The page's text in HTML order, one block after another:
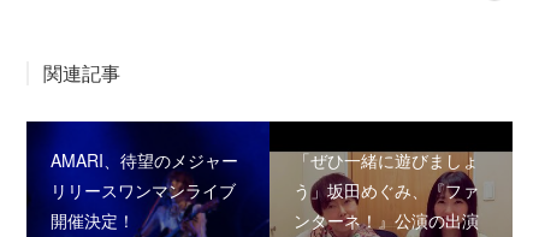
関連記事
AMARI、待望のメジャー
リリースワンマンライブ
開催決定！
「ぜひ一緒に遊びましょ
う」坂田めぐみ、『ファ
ンターネ！』公演の出演